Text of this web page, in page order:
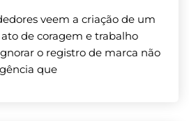
veem a criação de um
de coragem e trabalho
o registro de marca não
que